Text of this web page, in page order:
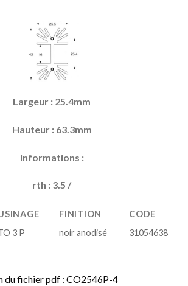
Largeur : 25.4mm
Hauteur : 63.3mm
Informations :
rth : 3.5 /
FINITION
CODE
3 P noir anodisé 31054638
du fichier pdf : CO2546P-4